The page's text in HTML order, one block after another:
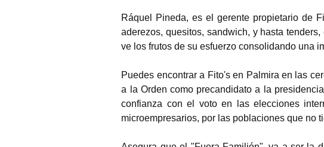
Ráquel Pineda, es el gerente propietario de
aderezos, quesitos, sandwich, y hasta
ve los frutos de su esfuerzo consolidando una
Puedes encontrar a Fito's en Palmira en las
a la Orden como precandidato a la
confianza con el voto en las elecciones
microempresarios, por las poblaciones que no